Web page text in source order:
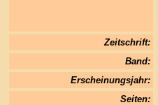
Zeitschrift:
Band:
Erscheinungsjahr:
Seiten: